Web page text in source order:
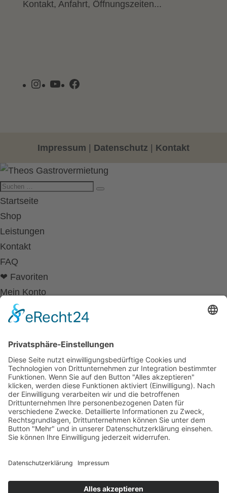
Kontakt, Anfahrt, Öffnungszeiten...
Instagram
YouTubeFacebook
Impressum Datenschutz Kontakt
Startseite
Shop
Leistungen
Kontakt
FAQ
❤ Favoriten
Mein Konto
Betriebsferien
Wir befinden uns vom
19.12.2025 bis einschließlich 07.01.2026
in unseren Betriebsferien.
In dieser Zeit werden Anfragen
kann es zu Verzögerungen bei der
Beantwortung kommen.